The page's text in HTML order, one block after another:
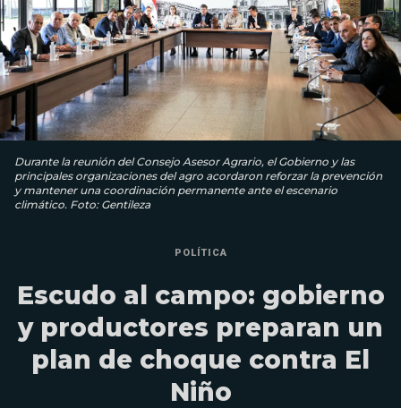
Durante la reunión del Consejo Asesor Agrario, el Gobierno y las
principales organizaciones del agro acordaron reforzar la prevención
y mantener una coordinación permanente ante el escenario
climático. Foto: Gentileza
POLÍTICA
Escudo al campo: gobierno
y productores preparan un
plan de choque contra El
Niño